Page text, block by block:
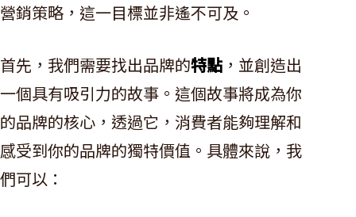
營銷策略，這一目標並非遙不可及。
首先，我們需要找出品牌的特點 ，並創造出
一個具有吸引力的故事。這個故事將成為你
的品牌的核心，透過它，消費者能夠理解和
感受到你的品牌的獨特價值。具體來說，我
們可以：